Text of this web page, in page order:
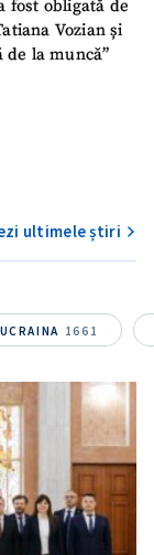
fost obligată de
Vozian și
la muncă”
ultimele știri
UCRAINA 1661